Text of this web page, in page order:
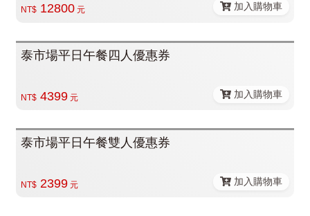
NT$12800元 加入購物車
泰市場平日午餐四人優惠券
NT$4399元 加入購物車
泰市場平日午餐雙人優惠券
NT$2399元 加入購物車